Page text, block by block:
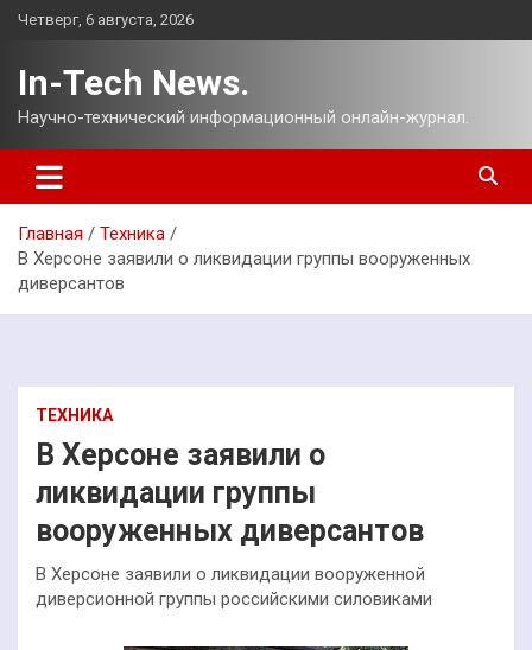
Перейти
Четверг, 6 августа, 2026
In-Tech News.
Научно-технический информационный онлайн-журнал.
Главная
Техника
В Херсоне заявили о ликвидации группы вооруженных
диверсантов
ТЕХНИКА
В Херсоне заявили о
ликвидации группы
вооруженных диверсантов
В Херсоне заявили о ликвидации вооруженной
диверсионной группы российскими силовиками